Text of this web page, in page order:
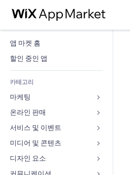
앱 마켓 홈
할인 중인 앱
카테고리
마케팅
광고
모바일
사이트 통계
온라인 판매
쇼핑몰 관련 앱
배송
판매 버튼
서비스 및 이벤트
호텔
이벤트
음식점
미디어 및 콘텐츠
갤러리
뮤직
디자인 요소
지도 및 내비게이션